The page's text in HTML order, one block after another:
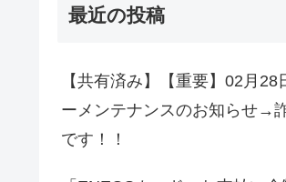
最近の投稿
【共有済み】【重要】02月28
ーメンテナンスのお知らせ→
です！！